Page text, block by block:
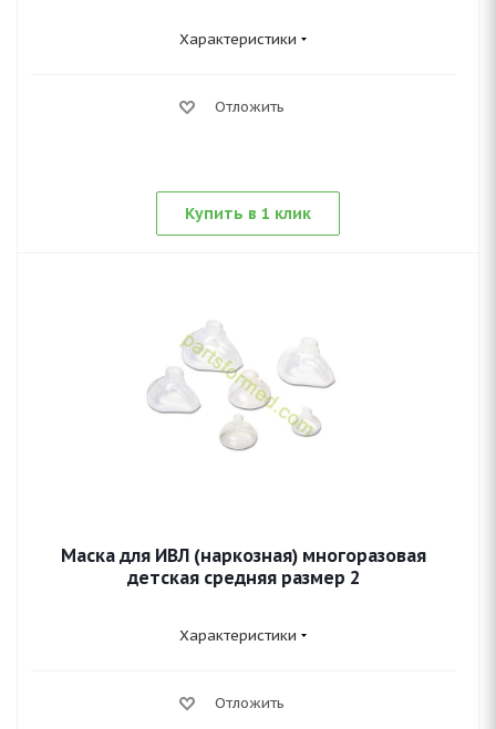
Характеристики
Отложить
Купить в 1 клик
Маска для ИВЛ (наркозная) многоразовая
детская средняя размер 2
Характеристики
Отложить